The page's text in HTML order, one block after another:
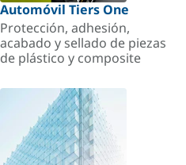
Automóvil Tiers One
Protección, adhesión,
acabado y sellado de piezas
de plástico y composite